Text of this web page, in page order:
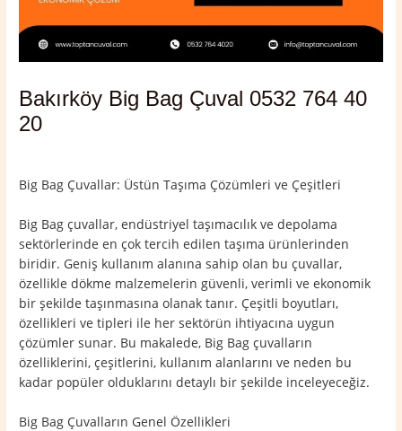
Bakırköy Big Bag Çuval 0532 764 40
20
Big Bag Çuvallar: Üstün Taşıma Çözümleri ve Çeşitleri
Big Bag çuvallar, endüstriyel taşımacılık ve depolama
sektörlerinde en çok tercih edilen taşıma ürünlerinden
biridir. Geniş kullanım alanına sahip olan bu çuvallar,
özellikle dökme malzemelerin güvenli, verimli ve ekonomik
bir şekilde taşınmasına olanak tanır. Çeşitli boyutları,
özellikleri ve tipleri ile her sektörün ihtiyacına uygun
çözümler sunar. Bu makalede, Big Bag çuvalların
özelliklerini, çeşitlerini, kullanım alanlarını ve neden bu
kadar popüler olduklarını detaylı bir şekilde inceleyeceğiz.
Big Bag Çuvalların Genel Özellikleri